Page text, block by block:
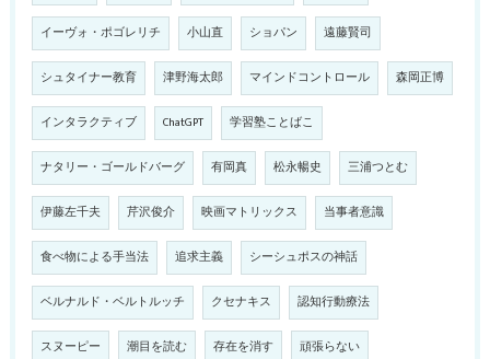
イーヴォ・ポゴレリチ 小山直 ショパン 遠藤賢司
シュタイナー教育 津野海太郎 マインドコントロール 森岡正博
インタラクティブ ChatGPT 学習塾ことばこ
ナタリー・ゴールドバーグ 有岡真 松永暢史 三浦つとむ
伊藤左千夫 芹沢俊介 映画マトリックス 当事者意識
食べ物による手当法 追求主義 シーシュポスの神話
ベルナルド・ベルトルッチ クセナキス 認知行動療法
スヌーピー 潮目を読む 存在を消す 頑張らない